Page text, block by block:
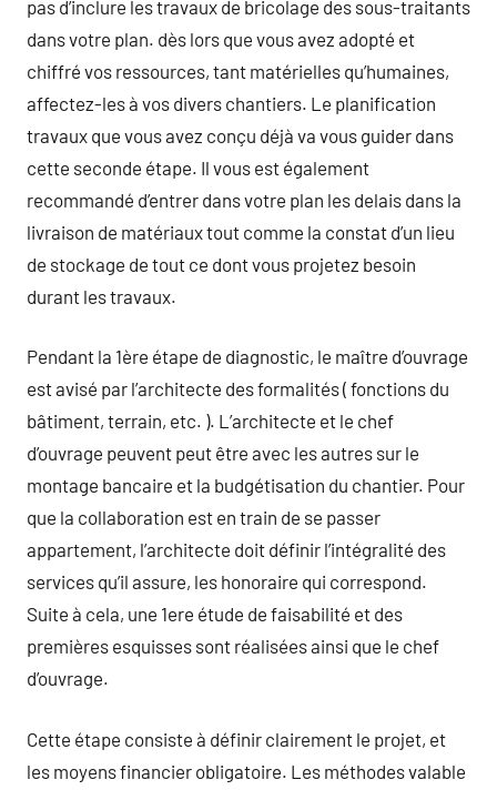
pas d’inclure les travaux de bricolage des sous-traitants
dans votre plan. dès lors que vous avez adopté et
chiffré vos ressources, tant matérielles qu’humaines,
affectez-les à vos divers chantiers. Le planification
travaux que vous avez conçu déjà va vous guider dans
cette seconde étape. Il vous est également
recommandé d’entrer dans votre plan les delais dans la
livraison de matériaux tout comme la constat d’un lieu
de stockage de tout ce dont vous projetez besoin
durant les travaux.
Pendant la 1ère étape de diagnostic, le maître d’ouvrage
est avisé par l’architecte des formalités ( fonctions du
bâtiment, terrain, etc. ). L’architecte et le chef
d’ouvrage peuvent peut être avec les autres sur le
montage bancaire et la budgétisation du chantier. Pour
que la collaboration est en train de se passer
appartement, l’architecte doit définir l’intégralité des
services qu’il assure, les honoraire qui correspond.
Suite à cela, une 1ere étude de faisabilité et des
premières esquisses sont réalisées ainsi que le chef
d’ouvrage.
Cette étape consiste à définir clairement le projet, et
les moyens financier obligatoire. Les méthodes valable